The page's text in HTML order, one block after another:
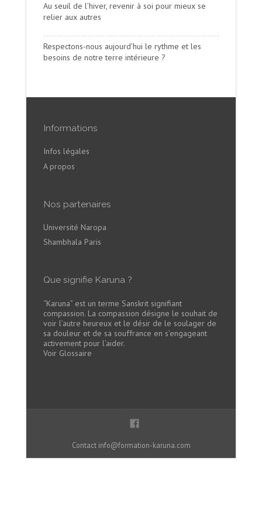
Au seuil de l’hiver, revenir à soi pour mieux se
relier aux autres
Respectons-nous aujourd’hui le rythme et les
besoins de notre terre intérieure ?
Informations
Infos légales
A propos
Nos partenaires
Université Naropa
Shambhala Paris
Que signifie Karuna ?
“Karuna” est un terme Sanskrit signifiant
compassion. La compassion désigne le souhait de
voir l’autre heureux et le désir de le soulager de
sa douleur et de sa souffrance en s’engageant
activement pour l’aider.
Voir Glossaire
Contact info@formation-karuna.com